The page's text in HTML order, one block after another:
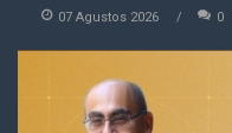
07 Agustos 2026 0